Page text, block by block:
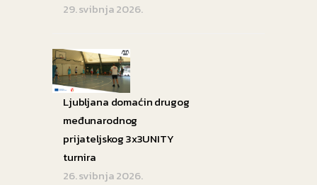
29. svibnja 2026.
Ljubljana domaćin drugog
međunarodnog
prijateljskog 3x3UNITY
turnira
26. svibnja 2026.